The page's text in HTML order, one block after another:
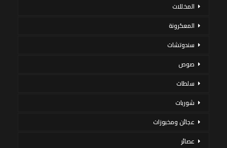
المخللات
المعكرونة
سندوتشات
صوص
سلطات
شوربات
عجائن ومخبوزات
عصائر